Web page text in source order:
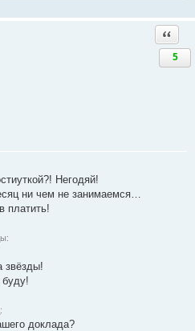
5
Негодяй!
ни чем не занимаемся…
платить!
звёзды!
буду!
доклада?